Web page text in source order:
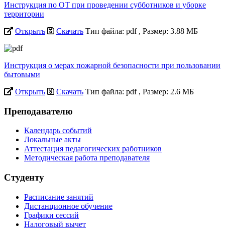
Инструкция по ОТ при проведении субботников и уборке
территории
Открыть
Скачать Тип файла: pdf , Размер: 3.88 МБ
Инструкция о мерах пожарной безопасности при пользовании
бытовыми
Открыть
Скачать Тип файла: pdf , Размер: 2.6 МБ
Преподавателю
Календарь событий
Локальные акты
Аттестация педагогических работников
Методическая работа преподавателя
Студенту
Расписание занятий
Дистанционное обучение
Графики сессий
Налоговый вычет